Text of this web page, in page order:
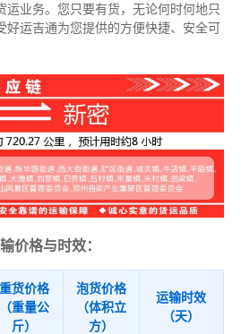
业务。 您只要有货，无论何时何地只
好运吉通为您提供的方便快捷、安全可
价格与时效：
重货价格
（重量公
斤）
泡货价格
（体积立
方）
运输时效
（天）